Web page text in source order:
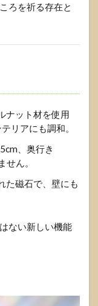
ろを祈る存在と
ナット材を使用
リアにも調和。
、奥行き
ん。
た磁石で、壁にも
ない新しい機能